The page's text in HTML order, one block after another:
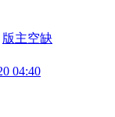
版主空缺
04:40